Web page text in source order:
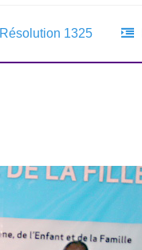
Résolution 1325